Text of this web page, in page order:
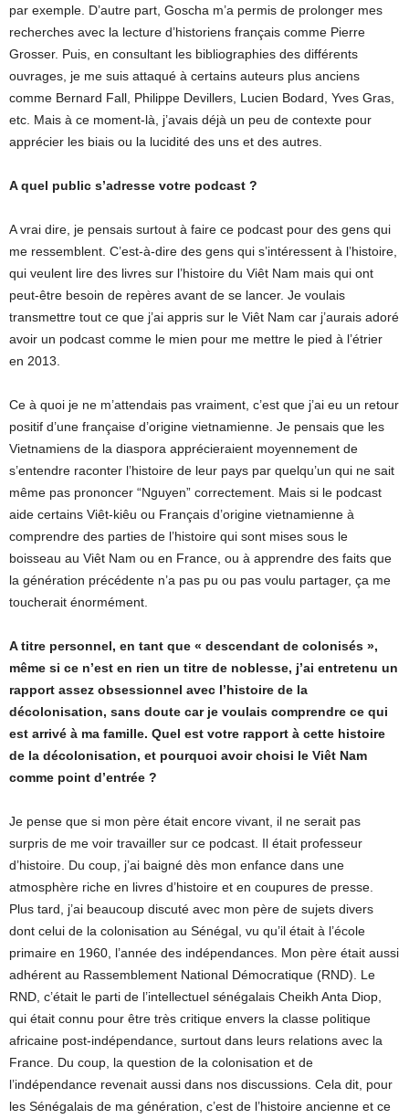
par exemple. D’autre part, Goscha m’a permis de prolonger mes
recherches avec la lecture d’historiens français comme Pierre
Grosser. Puis, en consultant les bibliographies des différents
ouvrages, je me suis attaqué à certains auteurs plus anciens
comme Bernard Fall, Philippe Devillers, Lucien Bodard, Yves Gras,
etc. Mais à ce moment-là, j’avais déjà un peu de contexte pour
apprécier les biais ou la lucidité des uns et des autres.
A quel public s’adresse votre podcast ?
A vrai dire, je pensais surtout à faire ce podcast pour des gens qui
me ressemblent. C’est-à-dire des gens qui s’intéressent à l’histoire,
qui veulent lire des livres sur l’histoire du Viêt Nam mais qui ont
peut-être besoin de repères avant de se lancer. Je voulais
transmettre tout ce que j’ai appris sur le Viêt Nam car j’aurais adoré
avoir un podcast comme le mien pour me mettre le pied à l’étrier
en 2013.
Ce à quoi je ne m’attendais pas vraiment, c’est que j’ai eu un retour
positif d’une française d’origine vietnamienne. Je pensais que les
Vietnamiens de la diaspora apprécieraient moyennement de
s’entendre raconter l’histoire de leur pays par quelqu’un qui ne sait
même pas prononcer “Nguyen” correctement. Mais si le podcast
aide certains Viêt-kiêu ou Français d’origine vietnamienne à
comprendre des parties de l’histoire qui sont mises sous le
boisseau au Viêt Nam ou en France, ou à apprendre des faits que
la génération précédente n’a pas pu ou pas voulu partager, ça me
toucherait énormément.
A titre personnel, en tant que « descendant de colonisés »,
même si ce n’est en rien un titre de noblesse, j’ai entretenu un
rapport assez obsessionnel avec l’histoire de la
décolonisation, sans doute car je voulais comprendre ce qui
est arrivé à ma famille. Quel est votre rapport à cette histoire
de la décolonisation, et pourquoi avoir choisi le Viêt Nam
comme point d’entrée ?
Je pense que si mon père était encore vivant, il ne serait pas
surpris de me voir travailler sur ce podcast. Il était professeur
d’histoire. Du coup, j’ai baigné dès mon enfance dans une
atmosphère riche en livres d’histoire et en coupures de presse.
Plus tard, j’ai beaucoup discuté avec mon père de sujets divers
dont celui de la colonisation au Sénégal, vu qu’il était à l’école
primaire en 1960, l’année des indépendances. Mon père était aussi
adhérent au Rassemblement National Démocratique (RND). Le
RND, c’était le parti de l’intellectuel sénégalais Cheikh Anta Diop,
qui était connu pour être très critique envers la classe politique
africaine post-indépendance, surtout dans leurs relations avec la
France. Du coup, la question de la colonisation et de
l’indépendance revenait aussi dans nos discussions. Cela dit, pour
les Sénégalais de ma génération, c’est de l’histoire ancienne et ce